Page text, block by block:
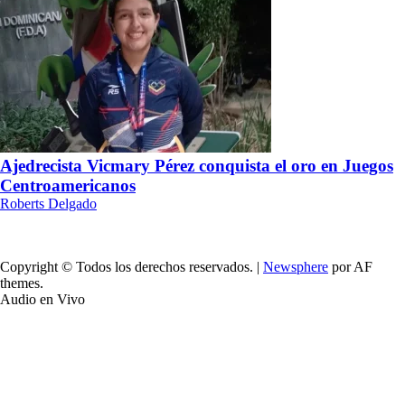
Ajedrecista Vicmary Pérez conquista el oro en Juegos
Centroamericanos
Roberts Delgado
Copyright © Todos los derechos reservados. | Newsphere por AF
themes.
Audio en Vivo